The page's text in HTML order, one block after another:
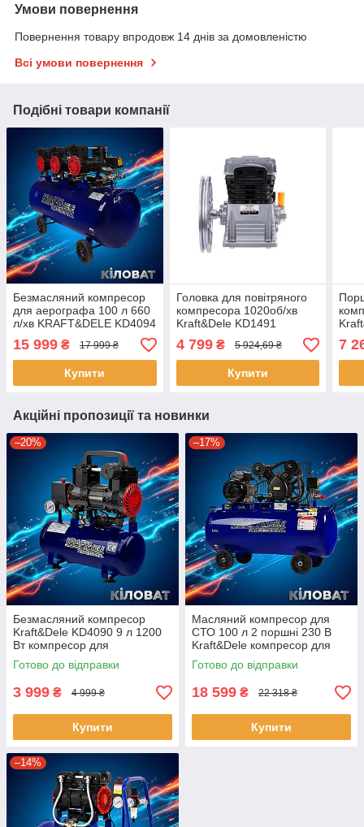
Умови повернення
Повернення товару впродовж 14 днів за домовленістю
Всі умови повернення
Подібні товари компанії
Безмасляний компресор
для аерографа 100 л 660
л/хв KRAFT&DELE KD4094
повітряний компресор для
лабораторії
15 999 ₴ 17 999 ₴
Купити
Головка для повітряного
компресора 1020об/хв
Kraft&Dele KD1491
універсальна
компресорна головка
4 799₴ 5 924,69 ₴
Купити
7
Акційні пропозиції та новинки
–20%
Безмасляний компресор
Kraft&Dele KD4090 9 л 1200
Вт компресор для
шиномонтажу
Готово до відправки
3 999 ₴ 4 999 ₴
Купити
–17%
Масляний компресор для
СТО 100 л 2 поршні 230 В
Kraft&Dele компресор для
гайковерта
Готово до відправки
18 599 ₴ 22 318 ₴
Купити
–14%